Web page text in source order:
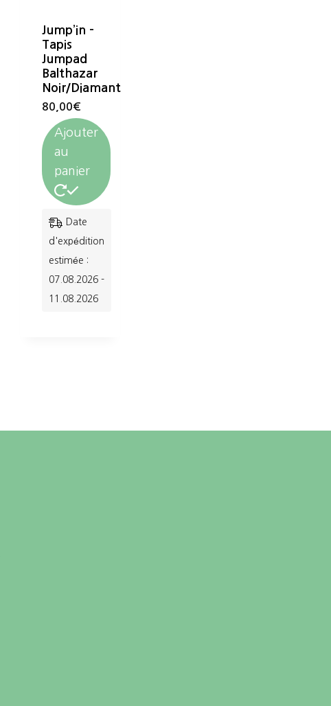
Jump’in –
Tapis
Jumpad
Balthazar
Noir/Diamant
80,00€
Ajouter
au
panier
Date
d'expédition
estimée :
07.08.2026 -
11.08.2026